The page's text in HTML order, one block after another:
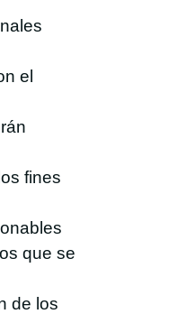
el
fines
que se
de los